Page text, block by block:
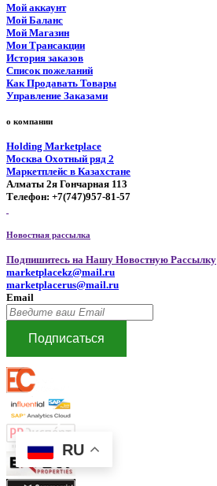
RU
Мой аккаунт
Мой Баланс
Мой Магазин
Мои Трансакции
История заказов
Список пожеланий
Как Продавать Товары
Управление Заказами
о компании
Holding Marketplace
Москва Охотный ряд 2
Маркетплейс в Казахстане
Алматы 2я Гончарная 113
Телефон: +7(747)957-81-57
Новостная рассылка
Подпишитесь на Нашу Новостную Рассылку
marketplacekz@mail.ru
marketplacerus@mail.ru
Email
Подписаться